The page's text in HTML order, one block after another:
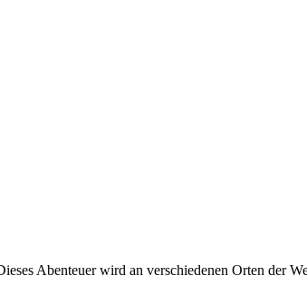
Abenteuer wird an verschiedenen Orten der